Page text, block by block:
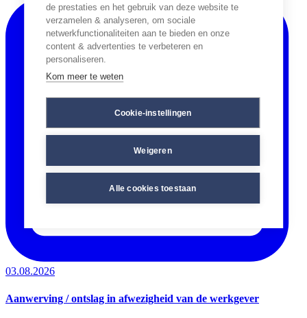
de prestaties en het gebruik van deze website te
verzamelen & analyseren, om sociale
netwerkfunctionaliteiten aan te bieden en onze
content & advertenties te verbeteren en
personaliseren.
Kom meer te weten
Cookie-instellingen
Weigeren
Alle cookies toestaan
03.08.2026
Aanwerving / ontslag in afwezigheid van de werkgever